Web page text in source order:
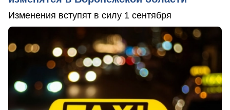
Изменения вступят в силу 1 сентября